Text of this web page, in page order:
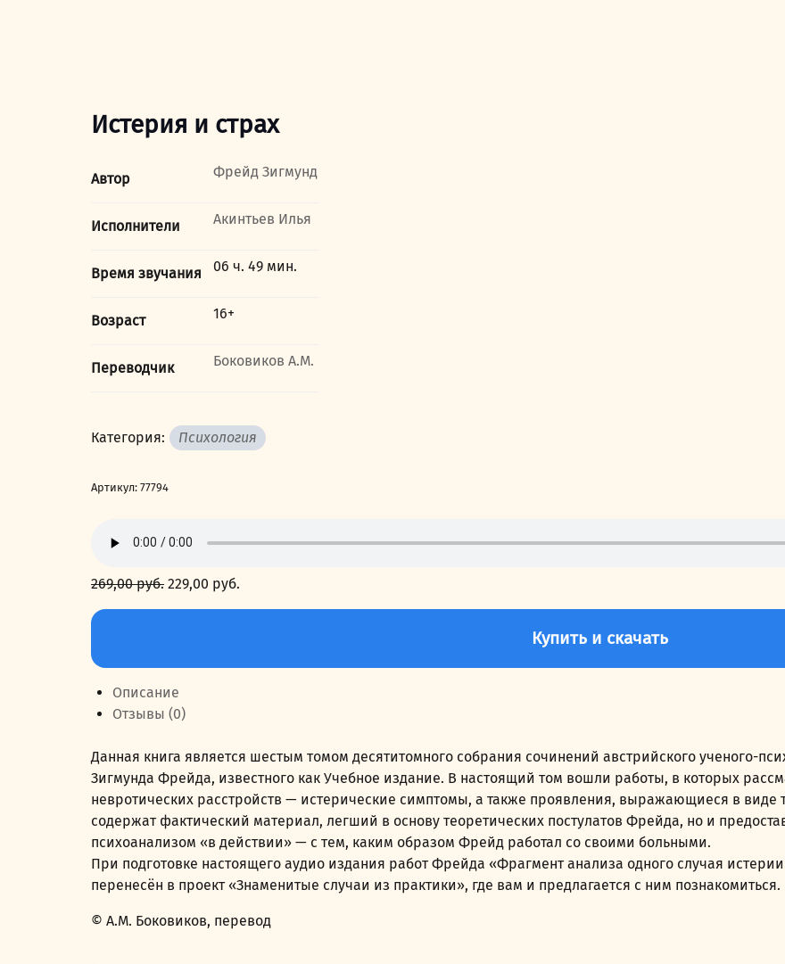
Истерия и страх
Автор Фрейд Зигмунд
Исполнители Акинтьев Илья
Время звучания 06 ч. 49 мин.
Возраст 16+
Переводчик Боковиков А.М.
Категория: Психология
Артикул: 77794
269,00руб. Первоначальная
229,00 руб.
Количество
Истерия
Купить и скачать
Описание
Отзывы (0)
Данная книга является шестым томом десятитомного собрания сочинений австрийского ученого-
Зигмунда Фрейда, известного как Учебное издание. В настоящий том вошли работы, в которых
невротических расстройств — истерические симптомы, а также проявления, выражающиеся в виде
содержат фактический материал, легший в основу теоретических постулатов Фрейда, но и
психоанализом «в действии» — с тем, каким образом Фрейд работал со своими больными.
При подготовке настоящего аудио издания работ Фрейда «Фрагмент анализа одного случая
перенесён в проект «Знаменитые случаи из практики», где вам и предлагается с ним познакомиться.
© А.М. Боковиков, перевод